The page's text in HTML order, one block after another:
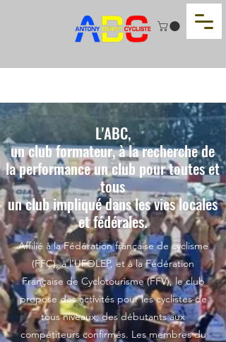
L'ABC,
un club formateur, à la recherche de
la performance un club pour toutes et
tous
un club impliqué dans les vies locales
et fédérales.
Affilié à la Fédération française de cyclisme
(FFC), à l'UFOLEP, et à la Fédération
Française de Cyclotourisme (FFV), le club
propose des activités pour les cyclistes de
tous niveaux, des débutants aux
compétiteurs confirmés. Les membres du